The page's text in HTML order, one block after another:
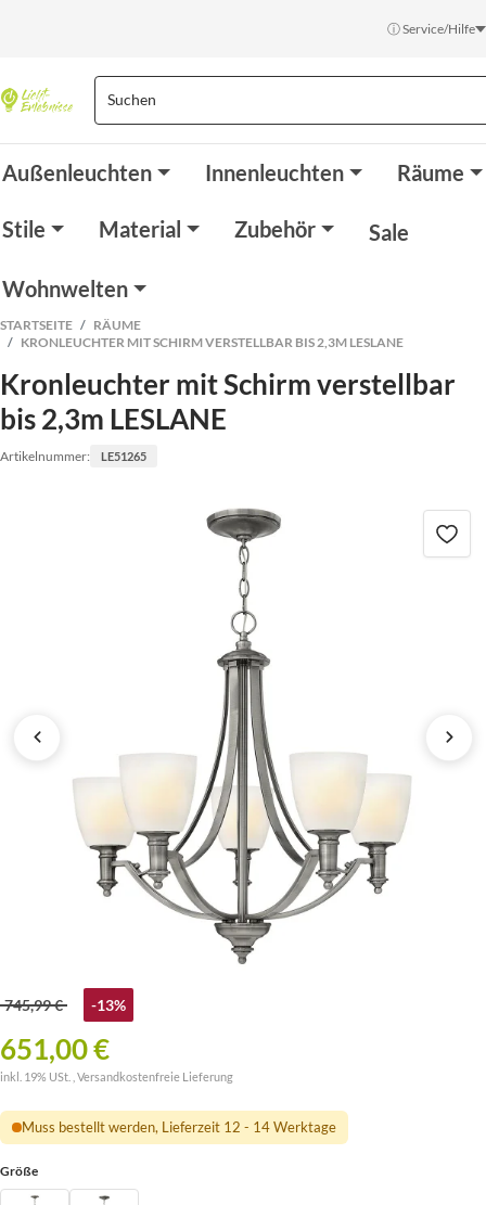
ⓘ Service/Hilfe
Außenleuchten Innenleuchten Räume
Stile Material Zubehör Sale
Wohnwelten
STARTSEITE
RÄUME
KRONLEUCHTER MIT SCHIRM VERSTELLBAR BIS 2,3M LESLANE
Kronleuchter mit Schirm verstellbar
bis 2,3m LESLANE
Artikelnummer: LE51265
745,99 € -13%
651,00 €
inkl. 19% USt. , Versandkostenfreie Lieferung
Muss bestellt werden, Lieferzeit 12 - 14 Werktage
Größe